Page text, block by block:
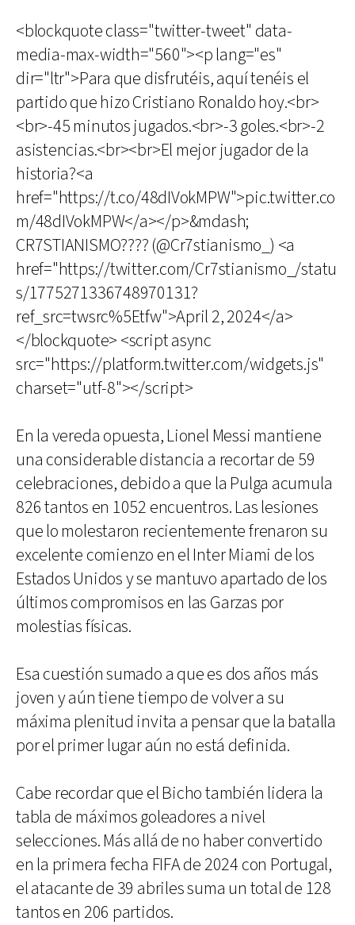
<blockquote class="twitter-tweet" data-
media-max-width="560"><p lang="es"
dir="ltr">Para que disfrutéis, aquí tenéis el
partido que hizo Cristiano Ronaldo hoy.<br>
<br>-45 minutos jugados.<br>-3 goles.<br>-2
asistencias.<br><br>El mejor jugador de la
historia?<a
href="https://t.co/48dIVokMPW">pic.twitter.co
m/48dIVokMPW</a></p>&mdash;
CR7STIANISMO???? (@Cr7stianismo_) <a
href="https://twitter.com/Cr7stianismo_/statu
s/1775271336748970131?
ref_src=twsrc%5Etfw">April 2, 2024</a>
</blockquote> <script async
src="https://platform.twitter.com/widgets.js"
charset="utf-8"></script>
En la vereda opuesta, Lionel Messi mantiene
una considerable distancia a recortar de 59
celebraciones, debido a que la Pulga acumula
826 tantos en 1052 encuentros. Las lesiones
que lo molestaron recientemente frenaron su
excelente comienzo en el Inter Miami de los
Estados Unidos y se mantuvo apartado de los
últimos compromisos en las Garzas por
molestias físicas.
Esa cuestión sumado a que es dos años más
joven y aún tiene tiempo de volver a su
máxima plenitud invita a pensar que la batalla
por el primer lugar aún no está definida.
Cabe recordar que el Bicho también lidera la
tabla de máximos goleadores a nivel
selecciones. Más allá de no haber convertido
en la primera fecha FIFA de 2024 con Portugal,
el atacante de 39 abriles suma un total de 128
tantos en 206 partidos.